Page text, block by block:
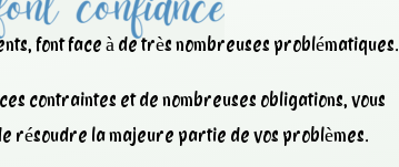
font face à de très nombreuses problématiques.
contraintes et de nombreuses obligations, vous
résoudre la majeure partie de vos problèmes.